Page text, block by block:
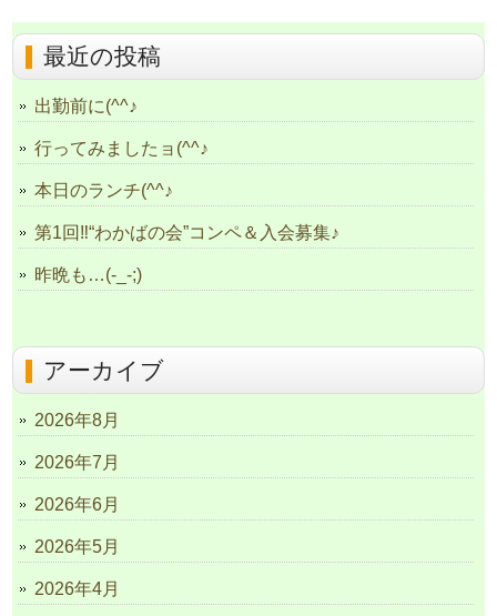
最近の投稿
出勤前に(^^♪
行ってみましたョ(^^♪
本日のランチ(^^♪
第1回‼“わかばの会”コンペ＆入会募集♪
昨晩も…(-_-;)
アーカイブ
2026年8月
2026年7月
2026年6月
2026年5月
2026年4月